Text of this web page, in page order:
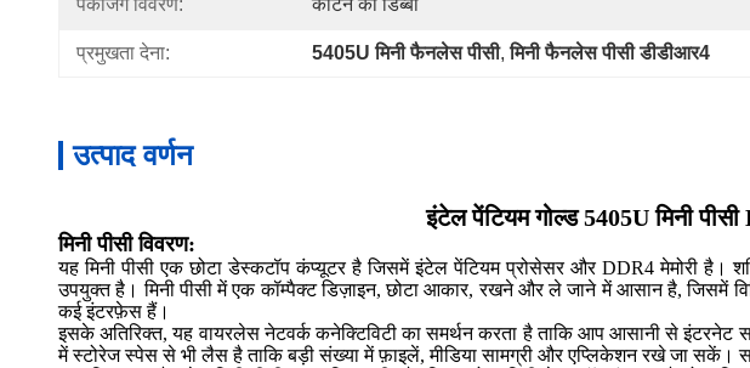
पैकेजिंग विवरण: कार्टन का डिब्बा
प्रमुखता देना: 5405U मिनी फैनलेस पीसी, मिनी फैनलेस पीसी डीडीआर4
उत्पाद वर्णन
इंटेल पेंटियम गोल्ड 5405U मिनी
मिनी पीसी विवरण:
यह मिनी पीसी एक छोटा डेस्कटॉप कंप्यूटर है जिसमें इंटेल पेंटियम प्रोसेसर और DDR4 मेमोरी है।
उपयुक्त है। मिनी पीसी में एक कॉम्पैक्ट डिज़ाइन, छोटा आकार, रखने और ले जाने में आसान है,
कई इंटरफ़ेस हैं।
इसके अतिरिक्त, यह वायरलेस नेटवर्क कनेक्टिविटी का समर्थन करता है ताकि आप आसानी से
में स्टोरेज स्पेस से भी लैस है ताकि बड़ी संख्या में फ़ाइलें, मीडिया सामग्री और एप्लिकेशन रखे जा सकें।